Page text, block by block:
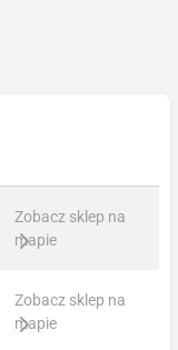
Zobacz sklep na
mapie
Zobacz sklep na
mapie